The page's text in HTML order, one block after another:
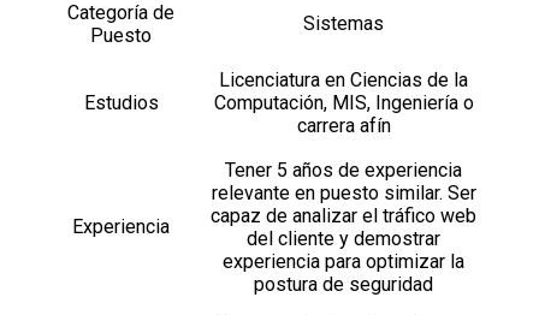
Categoría de
Puesto
Sistemas
Estudios
Licenciatura en Ciencias de la
Computación, MIS, Ingeniería o
carrera afín
Experiencia
Tener 5 años de experiencia
relevante en puesto similar. Ser
capaz de analizar el tráfico web
del cliente y demostrar
experiencia para optimizar la
postura de seguridad